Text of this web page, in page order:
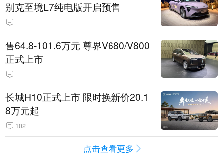
别克至境L7纯电版开启预售
售64.8-101.6万元 尊界V680/V800
正式上市
长城H10正式上市 限时换新价20.1
8万元起
102
点击查看更多